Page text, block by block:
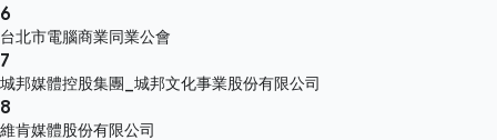
6
台北市電腦商業同業公會
7
城邦媒體控股集團_城邦文化事業股份有限公司
8
維肯媒體股份有限公司